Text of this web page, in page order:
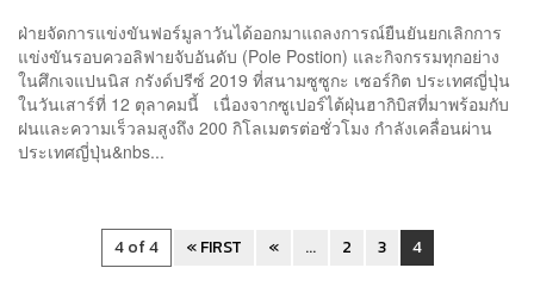
ฝ่ายจัดการแข่งขันฟอร์มูลาวันได้ออกมาแถลงการณ์ยืนยันยกเลิกการ
แข่งขันรอบควอลิฟายจับอันดับ (Pole Postion) และกิจกรรมทุกอย่าง
ในศึกเจแปนนิส กรังด์ปรีซ์ 2019 ที่สนามซูซูกะ เซอร์กิต ประเทศญี่ปุ่น
ในวันเสาร์ที่ 12 ตุลาคมนี้ เนื่องจากซูเปอร์ไต้ฝุ่นฮากิบิสที่มาพร้อมกับ
ฝนและความเร็วลมสูงถึง 200 กิโลเมตรต่อชั่วโมง กำลังเคลื่อนผ่าน
ประเทศญี่ปุ่น&nbs...
4 of 4 « FIRST « ... 2 3 4